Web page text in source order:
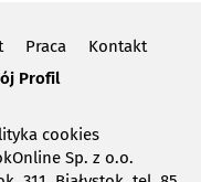
Praca
Kontakt
Profil
cookies
Sp. z o.o.